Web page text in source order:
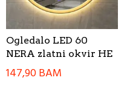
Ogledalo LED 60
NERA zlatni okvir HE
147,90BAM